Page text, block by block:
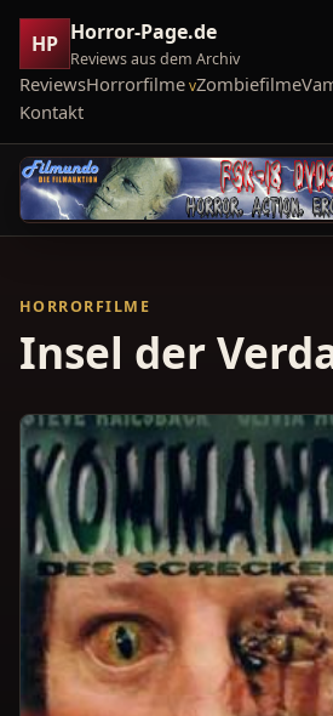
HP Horror-Page.de
Reviews aus dem Archiv
ReviewsHorrorfilme Zombiefilme
Kontakt
HORRORFILME
Insel der